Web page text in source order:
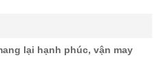
lại hạnh phúc, vận may